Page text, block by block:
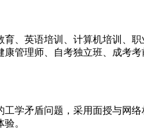
英语培训、计算机培训、
管理师、自考独立班、成考
矛盾问题，采用面授与网络
。